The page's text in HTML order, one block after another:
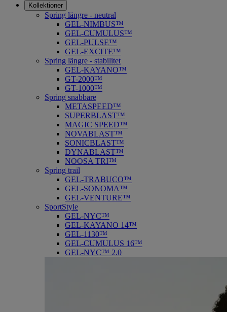
Kollektioner
Spring längre - neutral
​GEL-NIMBUS™
GEL-CUMULUS™
GEL-PULSE™
GEL-EXCITE™
Spring längre - stabilitet
GEL-KAYANO™
GT-2000™
GT-1000™
Spring snabbare
METASPEED™
SUPERBLAST™
MAGIC SPEED™
NOVABLAST™
SONICBLAST™
DYNABLAST™
NOOSA TRI™
Spring trail
GEL-TRABUCO™
GEL-SONOMA™
GEL-VENTURE™
SportStyle
GEL-NYC™
GEL-KAYANO 14™
GEL-1130™
GEL-CUMULUS 16™
GEL-NYC™ 2.0